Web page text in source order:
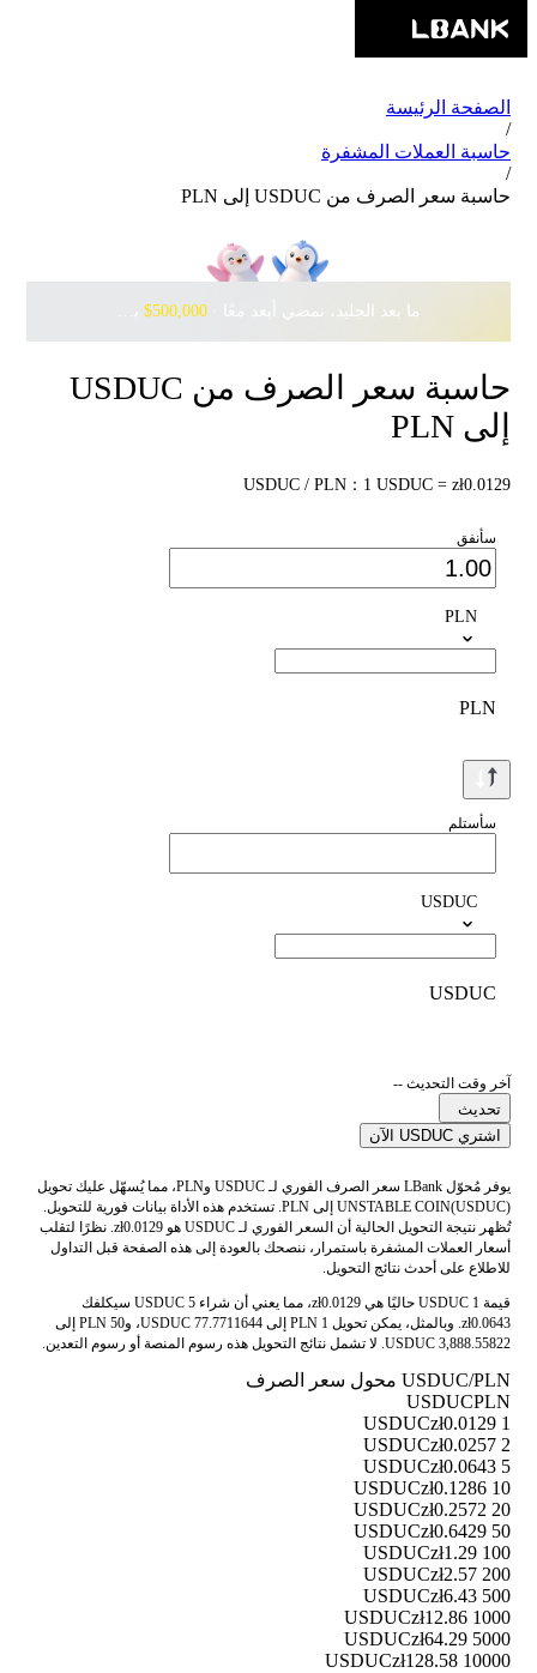
الصفحة الرئيسة
/
حاسبة العملات المشفرة
/
حاسبة سعر الصرف من USDUC إلى PLN
ما بعد الجليد، نمضي أبعد معًا · ‎ $500,000بانتظارك مع Pudgy Penguins
حاسبة سعر الصرف من USDUC
إلى PLN
USDUC / PLN：1 USDUC = zł0.0129
سأنفق
PLN
PLN
سأستلم
USDUC
USDUC
آخر وقت التحديث --
تحديث
اشتري USDUC الآن
يوفر مُحوّل LBank سعر الصرف الفوري لـ USDUC وPLN، مما يُسهّل عليك تحويل
UNSTABLE COIN(USDUC) إلى PLN. تستخدم هذه الأداة بيانات فورية للتحويل.
تُظهر نتيجة التحويل الحالية أن السعر الفوري لـ USDUC هو zł0.0129. نظرًا لتقلب
أسعار العملات المشفرة باستمرار، ننصحك بالعودة إلى هذه الصفحة قبل التداول
للاطلاع على أحدث نتائج التحويل.
قيمة 1 USDUC حاليًا هي zł0.0129، مما يعني أن شراء 5 USDUC سيكلفك
zł0.0643. وبالمثل، يمكن تحويل 1 PLN إلى 77.7711644 USDUC، و50 PLN إلى
3,888.55822 USDUC. لا تشمل نتائج التحويل هذه رسوم المنصة أو رسوم التعدين.
USDUC/PLN محول سعر الصرف
USDUCPLN
1 USDUC
zł0.0129
2 USDUC
zł0.0257
5 USDUC
zł0.0643
10 USDUC
zł0.1286
20 USDUC
zł0.2572
50 USDUC
zł0.6429
100 USDUC
zł1.29
200 USDUC
zł2.57
500 USDUC
zł6.43
1000 USDUC
zł12.86
5000 USDUC
zł64.29
10000 USDUC
zł128.58